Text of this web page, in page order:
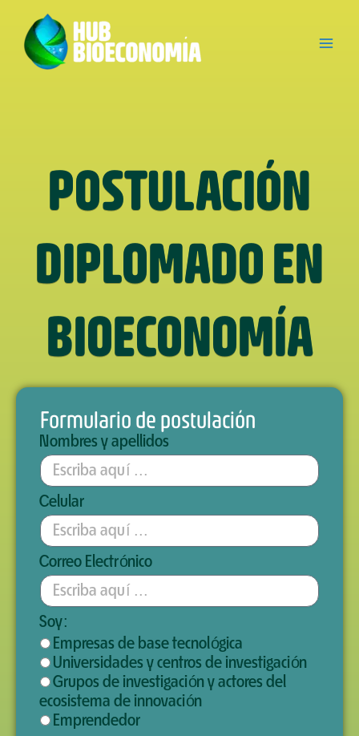
contenido
POSTULACIÓN
DIPLOMADO EN
BIOECONOMÍA
Formulario de postulación
Nombres y apellidos
Celular
Correo Electrónico
Soy:
Empresas de base tecnológica
Universidades y centros de investigación
Grupos de investigación y actores del
ecosistema de innovación
Emprendedor